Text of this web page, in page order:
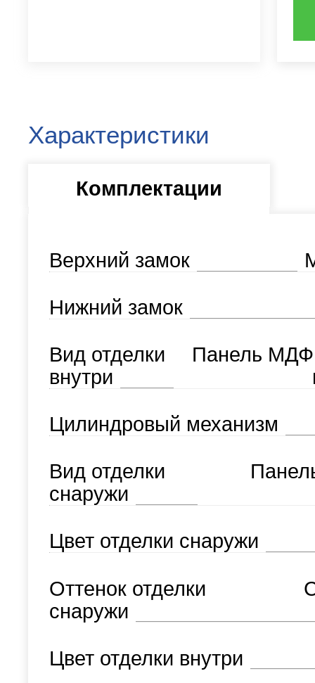
Характеристики
Комплектации
Верхний замок
Нижний замок
Вид отделки
внутри
Панель
Цилиндровый механизм
Вид отделки
снаружи
Цвет отделки снаружи
Оттенок отделки
снаружи
Цвет отделки внутри